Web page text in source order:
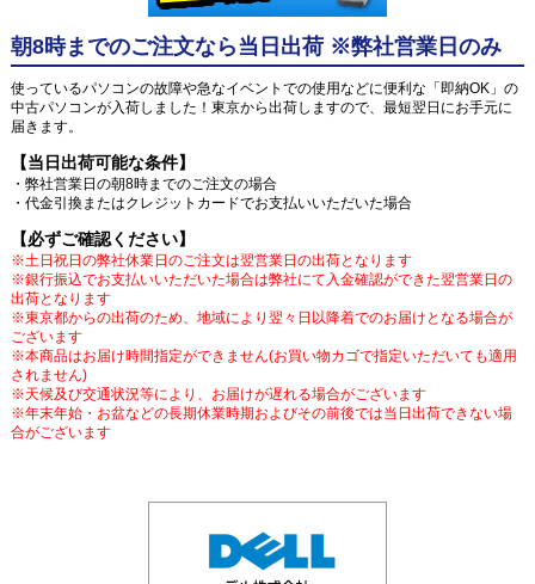
朝8時までのご注文なら当日出荷 ※弊社営業日のみ
使っているパソコンの故障や急なイベントでの使用などに便利な「即納OK」の
中古パソコンが入荷しました！東京から出荷しますので、最短翌日にお手元に
届きます。
【当日出荷可能な条件】
・弊社営業日の朝8時までのご注文の場合
・代金引換またはクレジットカードでお支払いいただいた場合
【必ずご確認ください】
※土日祝日の弊社休業日のご注文は翌営業日の出荷となります
※銀行振込でお支払いいただいた場合は弊社にて入金確認ができた翌営業日の
出荷となります
※東京都からの出荷のため、地域により翌々日以降着でのお届けとなる場合が
ございます
※本商品はお届け時間指定ができません(お買い物カゴで指定いただいても適用
されません)
※天候及び交通状況等により、お届けが遅れる場合がございます
※年末年始・お盆などの長期休業時期およびその前後では当日出荷できない場
合がございます